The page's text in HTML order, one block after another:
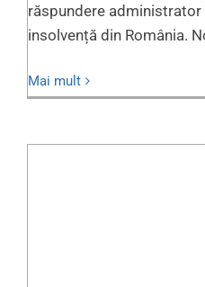
răspundere
insolvență din România.
Mai mult